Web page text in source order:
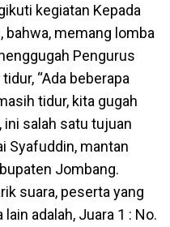
kegiatan Kepada
bahwa, memang lomba
Pengurus
“Ada beberapa
tidur, kita gugah
ini salah satu tujuan
Syafuddin, mantan
Jombang.
suara, peserta yang
adalah, Juara 1 : No.